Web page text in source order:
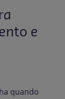
e
quando